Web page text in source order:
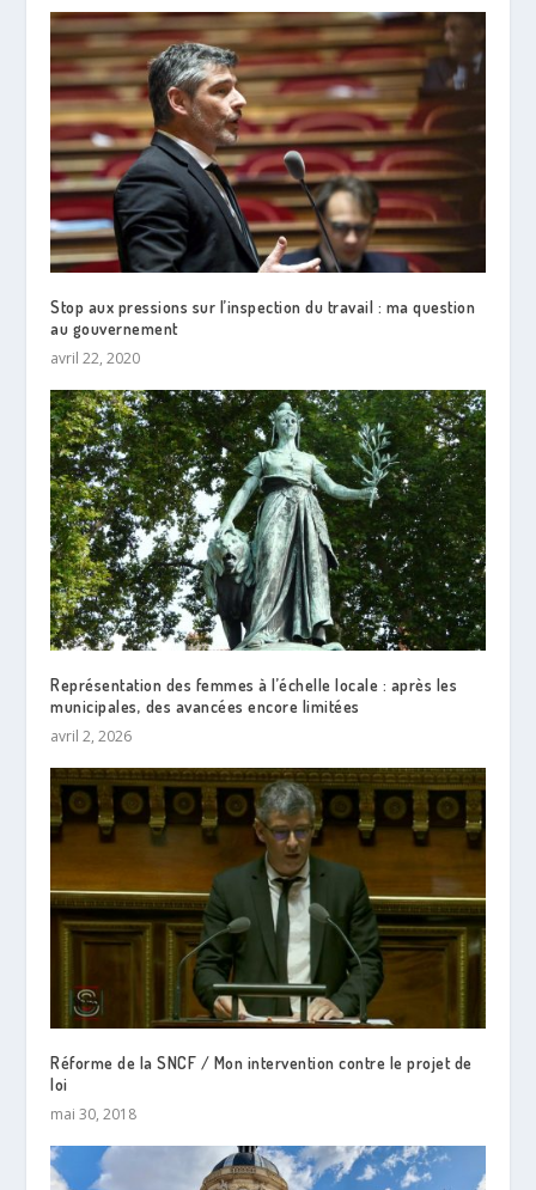
Stop aux pressions sur l’inspection du travail : ma question
au gouvernement
avril 22, 2020
Représentation des femmes à l’échelle locale : après les
municipales, des avancées encore limitées
avril 2, 2026
Réforme de la SNCF / Mon intervention contre le projet de
loi
mai 30, 2018